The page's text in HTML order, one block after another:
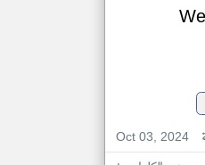
Oct 03, 2024